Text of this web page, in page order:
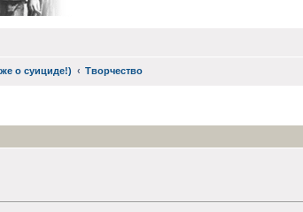
о суициде!) Творчество